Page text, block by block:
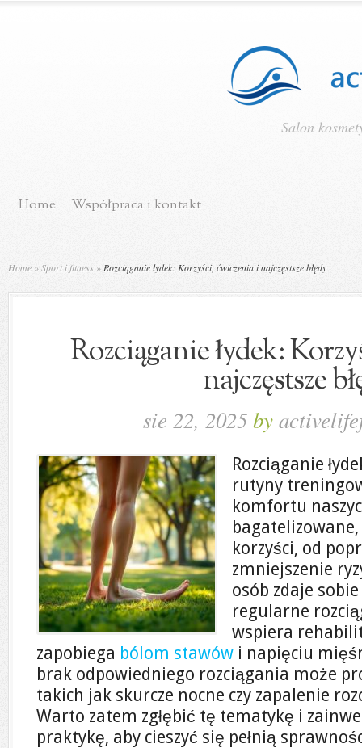
Salon
Home Współpraca i kontakt
Home »Sport i fitness » Rozciąganie łydek: Korzyści, ćwiczenia i najczęstsze błędy
Rozciąganie łydek:
najczęstsze
sie 22, 2025by
Rozciąganie
rutyny
komfortu
korzyści, od
zmniejszenie
osób zdaje
regularne
wspiera
zapobiega bólom stawów i napięciu
brak odpowiedniego rozciągania może
takich jak skurcze nocne czy zapalenie
Warto zatem zgłębić tę tematykę i
praktykę, aby cieszyć się pełnią